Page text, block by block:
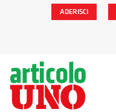
ADERISCI